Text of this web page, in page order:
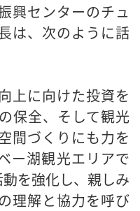
興センターのチュ
は、次のように話
上に向けた投資を
保全、そして観光
間づくりにも力を
ー湖観光エリアで
を強化し、親しみ
理解と協力を呼び